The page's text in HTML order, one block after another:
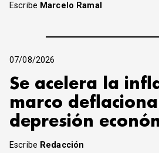
Escribe Marcelo Ramal
07/08/2026
Se acelera la
marco
depresión
Escribe Redacción